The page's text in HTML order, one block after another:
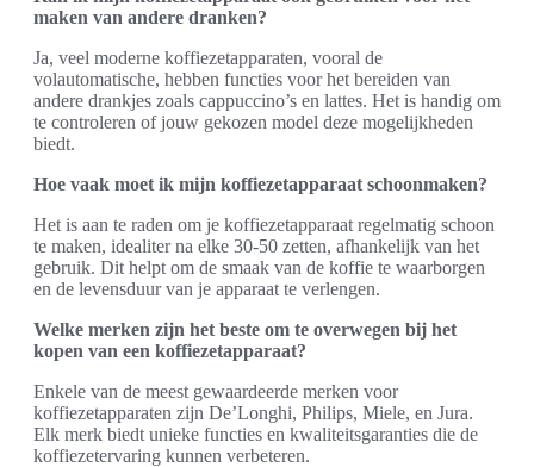
maken van andere dranken?
Ja, veel moderne koffiezetapparaten, vooral de
volautomatische, hebben functies voor het bereiden van
andere drankjes zoals cappuccino’s en lattes. Het is handig om
te controleren of jouw gekozen model deze mogelijkheden
biedt.
Hoe vaak moet ik mijn koffiezetapparaat schoonmaken?
Het is aan te raden om je koffiezetapparaat regelmatig schoon
te maken, idealiter na elke 30-50 zetten, afhankelijk van het
gebruik. Dit helpt om de smaak van de koffie te waarborgen
en de levensduur van je apparaat te verlengen.
Welke merken zijn het beste om te overwegen bij het
kopen van een koffiezetapparaat?
Enkele van de meest gewaardeerde merken voor
koffiezetapparaten zijn De’Longhi, Philips, Miele, en Jura.
Elk merk biedt unieke functies en kwaliteitsgaranties die de
koffiezetervaring kunnen verbeteren.